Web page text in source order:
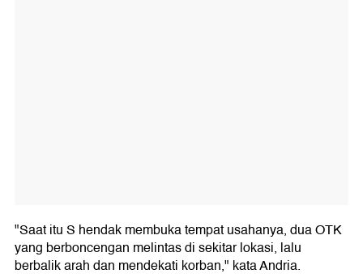
"Saat itu S hendak membuka tempat usahanya, dua OTK
yang berboncengan melintas di sekitar lokasi, lalu
berbalik arah dan mendekati korban," kata Andria.